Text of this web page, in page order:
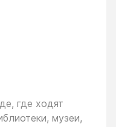
где ходят
музеи,